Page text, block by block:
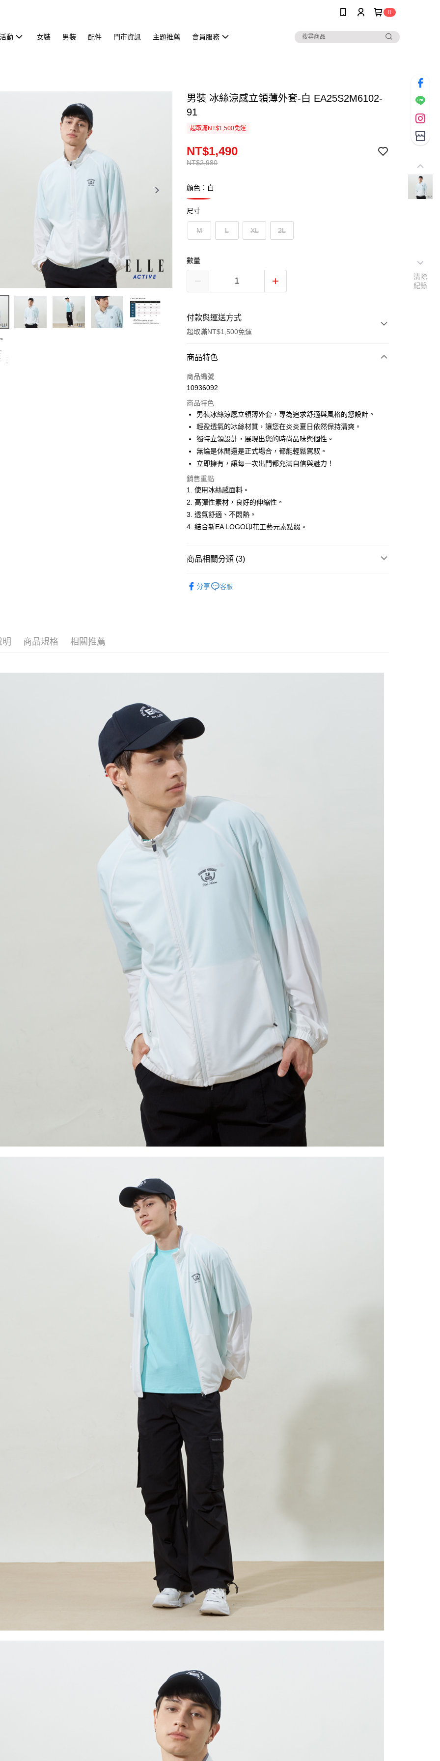
0
動 女裝 男裝 配件 門市資訊 主題推薦 會員服務
男裝 冰絲涼感立領薄外套-白 EA25S2M6102-
91
超取滿NT$1,500免運
NT$2,980
NT$1,490
顏色：白
尺寸
M L XL 2L
數量
付款與運送方式
超取滿NT$1,500免運
付款方式
信用卡一次付款
LINE Pay
Apple Pay
悠遊付
ATM付款
運送方式
全家取貨付款
每筆NT$60，滿NT$1,500(含以上)免運費
每筆NT$60，滿NT$1,500(含以上)免運費
每筆NT$60，滿NT$1,500(含以上)免運費
付款後7-11取貨
每筆NT$90，滿NT$1,500(含以上)免運費
宅配(離島)
商品特色
商品編號
10936092
商品特色
男裝冰絲涼感立領薄外套，專為追求舒適與風格的您設計。
輕盈透氣的冰絲材質，讓您在炎炎夏日依然保持清爽。
獨特立領設計，展現出您的時尚品味與個性。
無論是休閒還是正式場合，都能輕鬆駕馭。
立即擁有，讓每一次出門都充滿自信與魅力！
銷售重點
1. 使用冰絲感面料。
2. 高彈性素材，良好的伸縮性。
3. 透氣舒適、不悶熱。
4. 結合新EA LOGO印花工藝元素點綴。
商品相關分類 (3)
分享 客服
明 商品規格 相關推薦
清除
紀錄